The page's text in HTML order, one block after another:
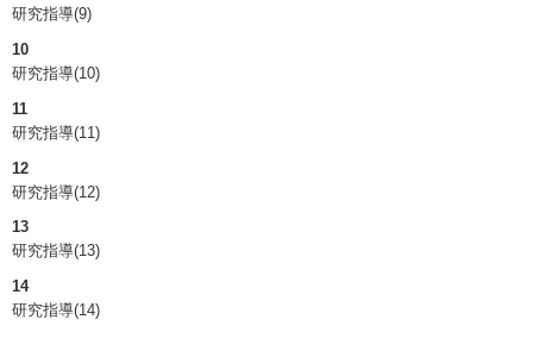
研究指導(9)
10
研究指導(10)
11
研究指導(11)
12
研究指導(12)
13
研究指導(13)
14
研究指導(14)